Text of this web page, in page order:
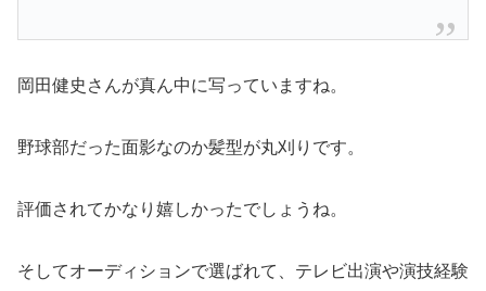
岡田健史さんが真ん中に写っていますね。
野球部だった面影なのか髪型が丸刈りです。
評価されてかなり嬉しかったでしょうね。
そしてオーディションで選ばれて、テレビ出演や演技経験